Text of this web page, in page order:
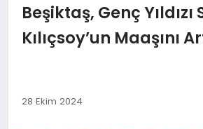
DÜNYA
EKONOMI
Beşiktaş, Genç Yıldızı
Kılıçsoy’un Maaşını
28 Ekim 2024